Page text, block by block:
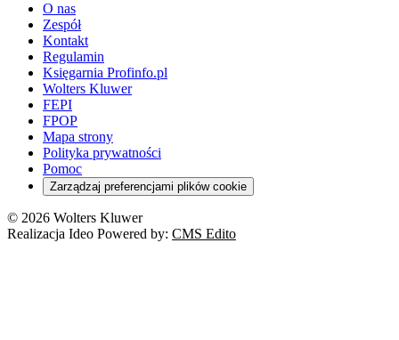
O nas
Zespół
Kontakt
Regulamin
Księgarnia Profinfo.pl
Wolters Kluwer
FEPI
FPOP
Mapa strony
Polityka prywatności
Pomoc
Zarządzaj preferencjami plików cookie
© 2026 Wolters Kluwer
Realizacja Ideo Powered by: CMS Edito